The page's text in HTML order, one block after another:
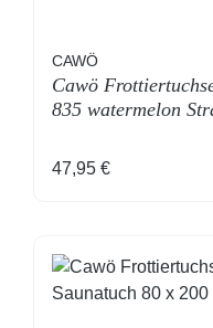
CAWÖ
Cawö
835 watermelon
Regulärer Preis:
47,95 €